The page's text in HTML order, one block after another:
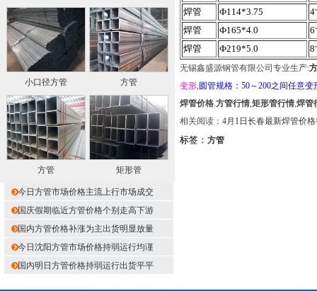
小口径方管 方管
方管 矩形管
今日方管市场价格主流上行市场成交
国庆假期临近方管价格个别走高下游
国内方管价格补涨为主出货明显放量
今日沈阳方管市场价格持弱运行均谨
国内明日方管价格持弱运行出货平平
焊管
Ф114*3.75
4
焊管
Ф165*4.0
6
焊管
Ф219*5.0 8
无锡鑫盛源钢管有限公司专业生产:
变形, 圆管规格：50～200之间任意变
焊管价格.方管行情,矩形管行情,焊管
相关阅读： 4月1日长春最新焊管价
标签： 方管